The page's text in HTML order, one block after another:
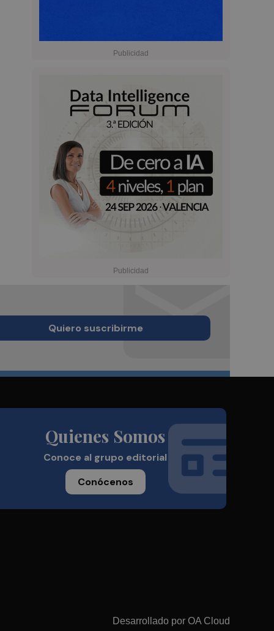
Quiero suscribirme
Quienes Somos
Conoce al grupo editorial
Conócenos
Desarrollado por OA Cloud